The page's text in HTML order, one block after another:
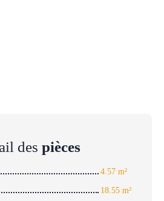
des pièces
4.57 m²
18.55 m²